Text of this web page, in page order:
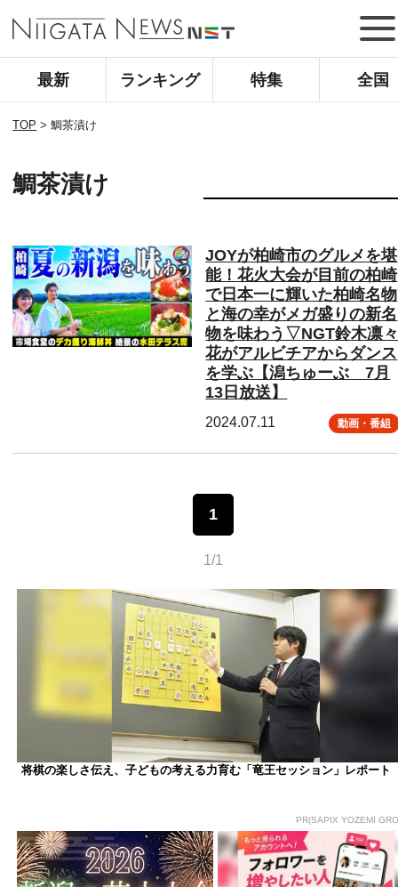
最新 ランキング 特集 全国
TOP >鯛茶漬け
鯛茶漬け
JOYが柏崎市のグルメを堪
能！花火大会が目前の柏崎
で日本一に輝いた柏崎名物
と海の幸がメガ盛りの新名
物を味わう▽NGT鈴木凛
花がアルビチアからダンス
を学ぶ【潟ちゅーぶ 7月
13日放送】
2024.07.11 動画・番組
1
1/1
将棋の楽しさ伝え、子どもの考える力育む「竜王セッション」レポート
PR(SAPIX YOZEMI